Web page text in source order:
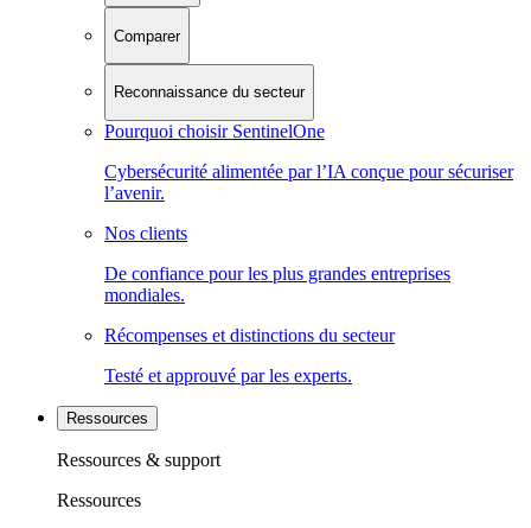
Comparer
Reconnaissance du secteur
Pourquoi choisir SentinelOne
Cybersécurité alimentée par l’IA conçue pour sécuriser
l’avenir.
Nos clients
De confiance pour les plus grandes entreprises
mondiales.
Récompenses et distinctions du secteur
Testé et approuvé par les experts.
Ressources
Ressources & support
Ressources